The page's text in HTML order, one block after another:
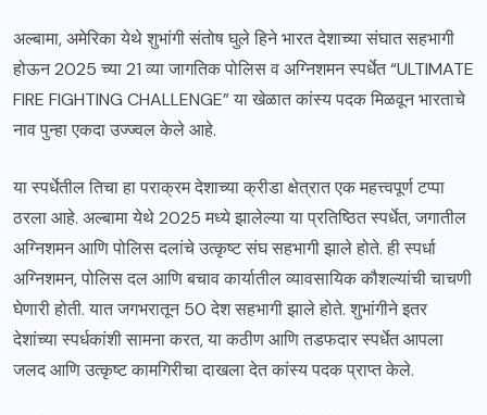
अल्बामा, अमेरिका येथे शुभांगी संतोष घुले हिने भारत देशाच्या संघात सहभागी
होऊन 2025 च्या 21 व्या जागतिक पोलिस व अग्निशमन स्पर्धेत “ULTIMATE
FIRE FIGHTING CHALLENGE” या खेळात कांस्य पदक मिळवून भारताचे
नाव पुन्हा एकदा उज्ज्वल केले आहे.
या स्पर्धेतील तिचा हा पराक्रम देशाच्या क्रीडा क्षेत्रात एक महत्त्वपूर्ण टप्पा
ठरला आहे. अल्बामा येथे 2025 मध्ये झालेल्या या प्रतिष्ठित स्पर्धेत, जगातील
अग्निशमन आणि पोलिस दलांचे उत्कृष्ट संघ सहभागी झाले होते. ही स्पर्धा
अग्निशमन, पोलिस दल आणि बचाव कार्यातील व्यावसायिक कौशल्यांची चाचणी
घेणारी होती. यात जगभरातून 50 देश सहभागी झाले होते. शुभांगीने इतर
देशांच्या स्पर्धकांशी सामना करत, या कठीण आणि तडफदार स्पर्धेत आपला
जलद आणि उत्कृष्ट कामगिरीचा दाखला देत कांस्य पदक प्राप्त केले.